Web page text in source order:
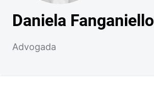
Daniela Fanganiello
Advogada